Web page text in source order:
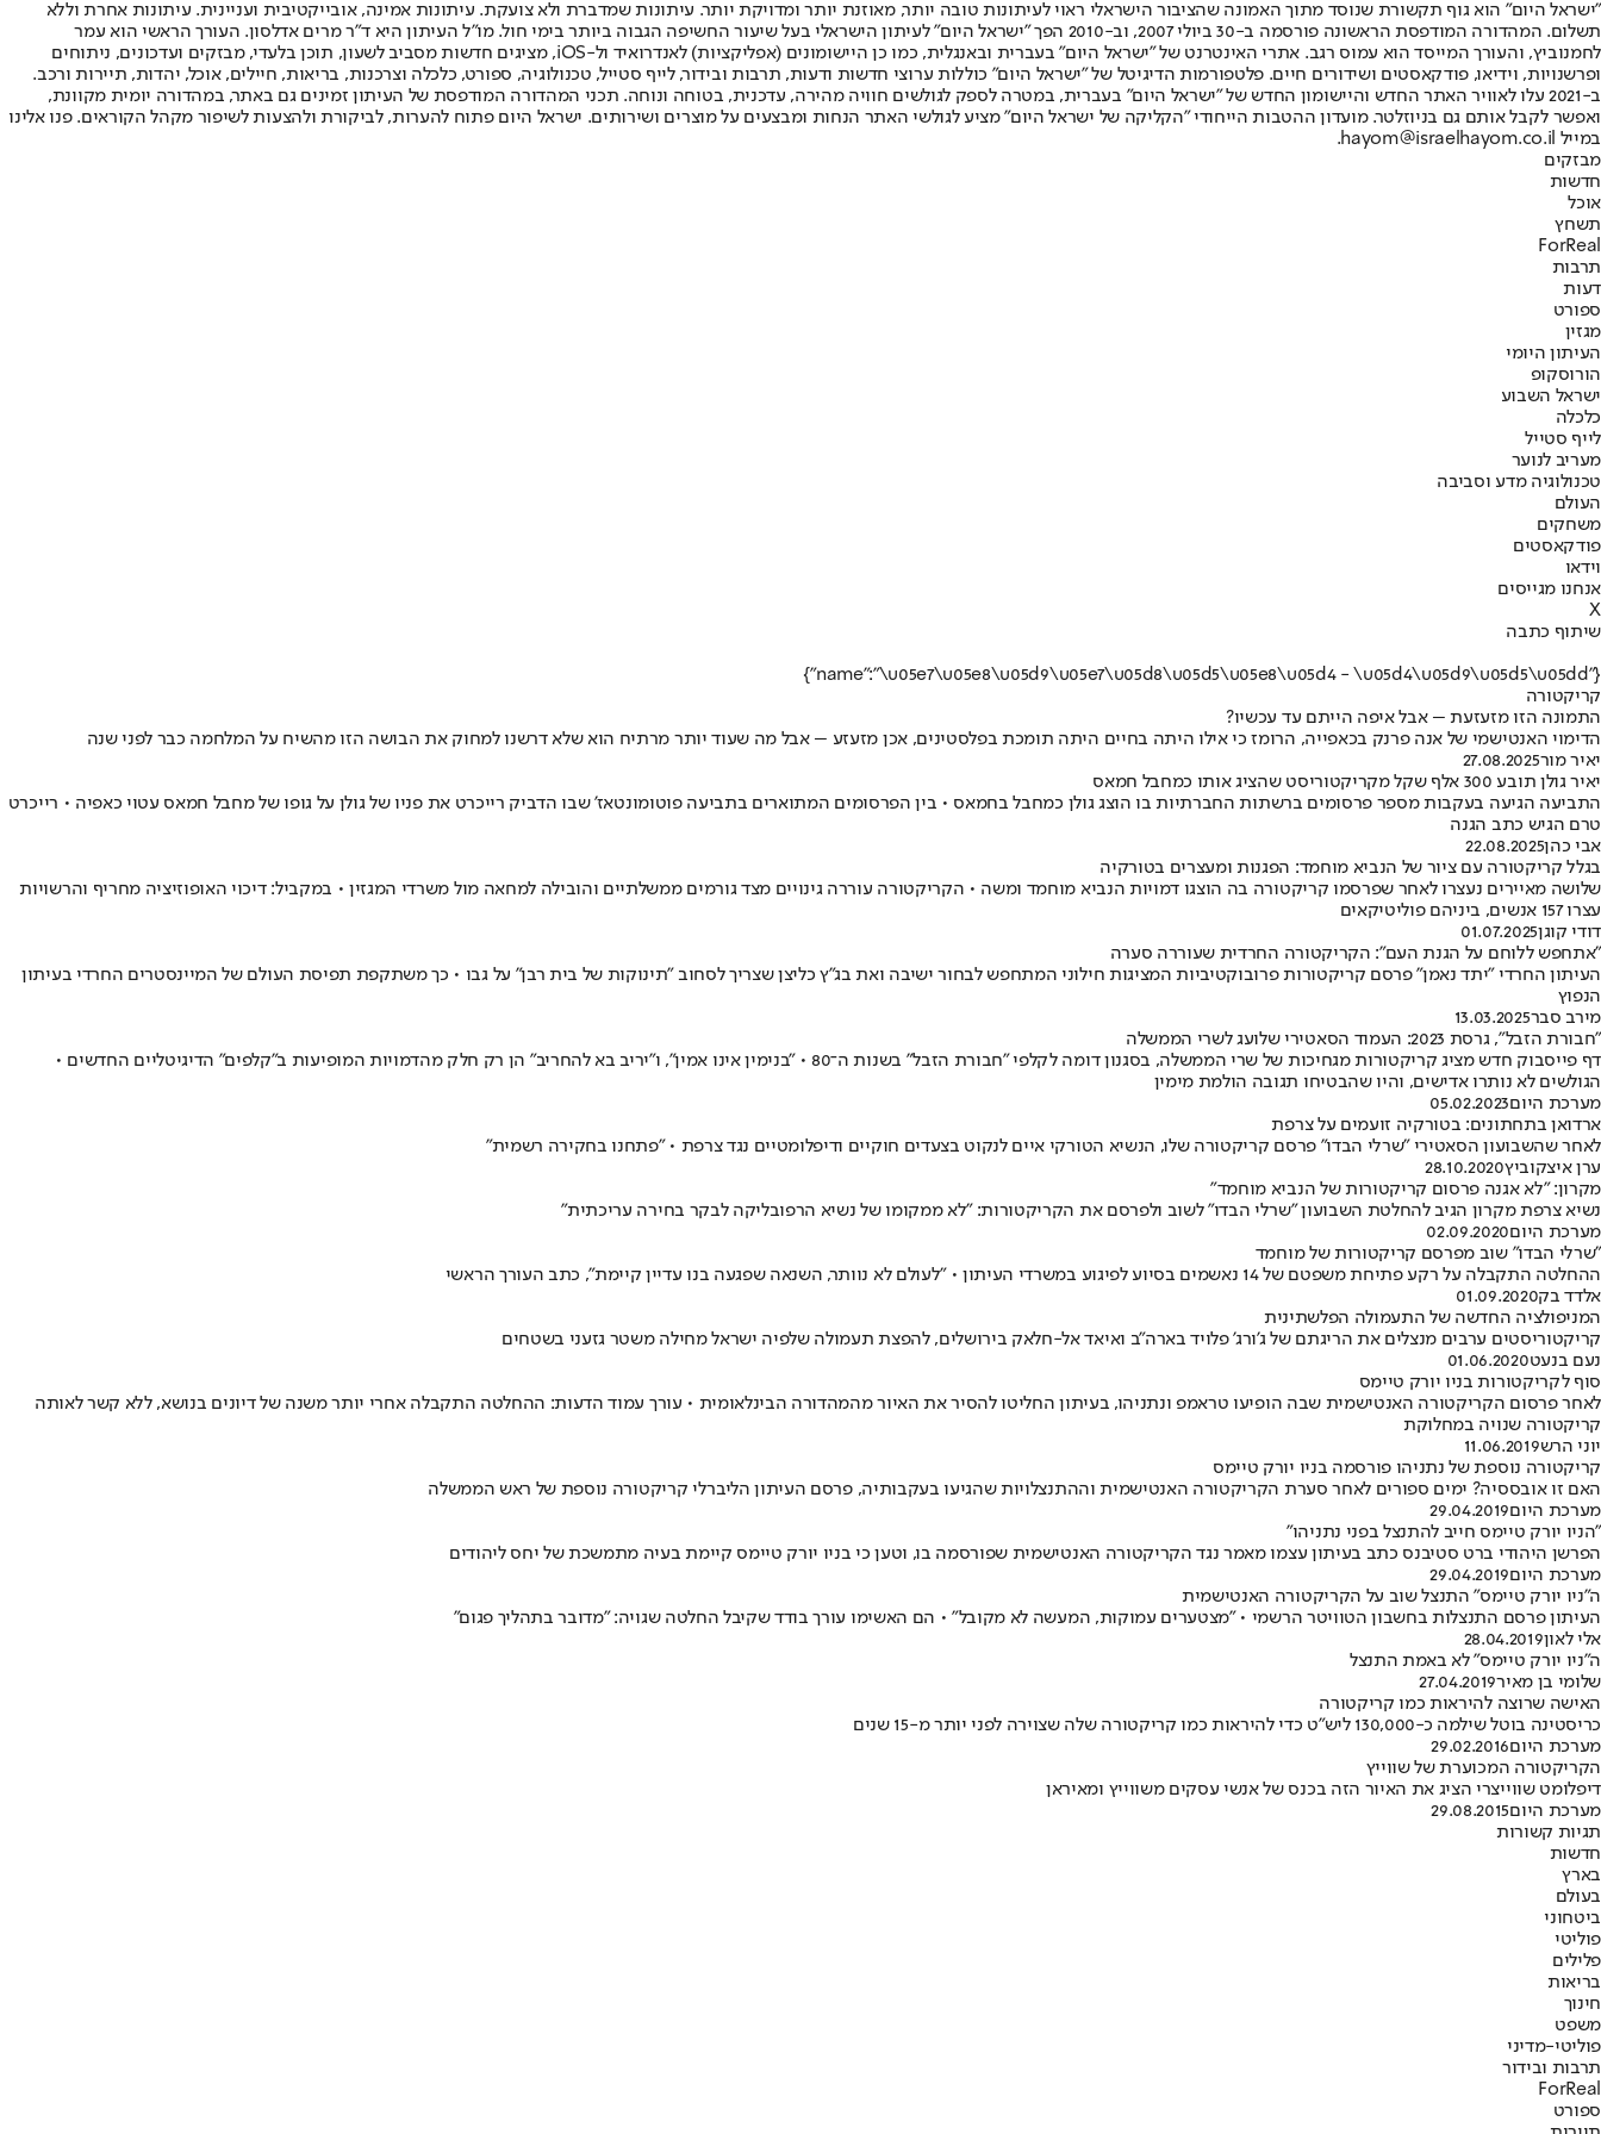
"ישראל היום" הוא גוף תקשורת שנוסד מתוך האמונה שהציבור הישראלי ראוי לעיתונות טובה יותר, מאוזנת יותר ומדויקת יותר. עיתונות שמדברת ולא צועקת. עיתונות אמינה, אובייקטיבית ועניינית. עיתונות אחרת וללא
תשלום. המהדורה המודפסת הראשונה פורסמה ב-30 ביולי 2007, וב-2010 הפך "ישראל היום" לעיתון הישראלי בעל שיעור החשיפה הגבוה ביותר בימי חול. מו"ל העיתון היא ד"ר מרים אדלסון. העורך הראשי הוא עמר
לחמנוביץ, והעורך המייסד הוא עמוס רגב. אתרי האינטרנט של "ישראל היום" בעברית ובאנגלית, כמו כן היישומונים (אפליקציות) לאנדרואיד ול-iOS, מציגים חדשות מסביב לשעון, תוכן בלעדי, מבזקים ועדכונים, ניתוחים
ופרשנויות, וידיאו, פודקאסטים ושידורים חיים. פלטפורמות הדיגיטל של "ישראל היום" כוללות ערוצי חדשות ודעות, תרבות ובידור, לייף סטייל, טכנולוגיה, ספורט, כלכלה וצרכנות, בריאות, חיילים, אוכל, יהדות, תיירות ורכב.
ב-2021 עלו לאוויר האתר החדש והיישומון החדש של "ישראל היום" בעברית, במטרה לספק לגולשים חוויה מהירה, עדכנית, בטוחה ונוחה. תכני המהדורה המודפסת של העיתון זמינים גם באתר, במהדורה יומית מקוונת,
ואפשר לקבל אותם גם בניוזלטר. מועדון ההטבות הייחודי "הקליקה של ישראל היום" מציע לגולשי האתר הנחות ומבצעים על מוצרים ושירותים. ישראל היום פתוח להערות, לביקורת ולהצעות לשיפור מקהל הקוראים. פנו אלינו
במייל hayom@israelhayom.co.il.
מבזקים
חדשות
אוכל
תשחץ
ForReal
תרבות
דעות
ספורט
מגזין
העיתון היומי
הורוסקופ
ישראל השבוע
כלכלה
לייף סטייל
מעריב לנוער
טכנולוגיה מדע וסביבה
העולם
משחקים
פודקאסטים
וידאו
אנחנו מגייסים
X
שיתוף כתבה
{"name":"\u05e7\u05e8\u05d9\u05e7\u05d8\u05d5\u05e8\u05d4 - \u05d4\u05d9\u05d5\u05dd"}
קריקטורה
התמונה הזו מזעזעת – אבל איפה הייתם עד עכשיו?
הדימוי האנטישמי של אנה פרנק בכאפייה, הרומז כי אילו היתה בחיים היתה תומכת בפלסטינים, אכן מזעזע – אבל מה שעוד יותר מרתיח הוא שלא דרשנו למחוק את הבושה הזו מהשיח על המלחמה כבר לפני שנה
יאיר מור27.08.2025
יאיר גולן תובע 300 אלף שקל מקריקטוריסט שהציג אותו כמחבל חמאס
התביעה הגיעה בעקבות מספר פרסומים ברשתות החברתיות בו הוצג גולן כמחבל בחמאס • בין הפרסומים המתוארים בתביעה פוטומונטאז' שבו הדביק רייכרט את פניו של גולן על גופו של מחבל חמאס עטוי כאפיה • רייכרט
טרם הגיש כתב הגנה
אבי כהן22.08.2025
בגלל קריקטורה עם ציור של הנביא מוחמד: הפגנות ומעצרים בטורקיה
שלושה מאיירים נעצרו לאחר שפרסמו קריקטורה בה הוצגו דמויות הנביא מוחמד ומשה • הקריקטורה עוררה גינויים מצד גורמים ממשלתיים והובילה למחאה מול משרדי המגזין • במקביל: דיכוי האופוזיציה מחריף והרשויות
עצרו 157 אנשים, ביניהם פוליטיקאים
דודי קוגן01.07.2025
"אתחפש ללוחם על הגנת העם": הקריקטורה החרדית שעוררה סערה
העיתון החרדי "יתד נאמן" פרסם קריקטורות פרובוקטיביות המציגות חילוני המתחפש לבחור ישיבה ואת בג"ץ כליצן שצריך לסחוב "תינוקות של בית רבן" על גבו • כך משתקפת תפיסת העולם של המיינסטרים החרדי בעיתון
הנפוץ
מירב סבר13.03.2025
"חבורת הזבל", גרסת 2023: העמוד הסאטירי שלועג לשרי הממשלה
דף פייסבוק חדש מציג קריקטורות מגחיכות של שרי הממשלה, בסגנון דומה לקלפי "חבורת הזבל" בשנות ה־80 • "בנימין אינו אמין", ו"יריב בא להחריב" הן רק חלק מהדמויות המופיעות ב"קלפים" הדיגיטליים החדשים •
הגולשים לא נותרו אדישים, והיו שהבטיחו תגובה הולמת מימין
מערכת היום05.02.2023
ארדואן בתחתונים: בטורקיה זועמים על צרפת
לאחר שהשבועון הסאטירי "שרלי הבדו" פרסם קריקטורה שלו, הנשיא הטורקי איים לנקוט בצעדים חוקיים ודיפלומטיים נגד צרפת • "פתחנו בחקירה רשמית"
ערן איצקוביץ28.10.2020
מקרון: "לא אגנה פרסום קריקטורות של הנביא מוחמד"
נשיא צרפת מקרון הגיב להחלטת השבועון "שרלי הבדו" לשוב ולפרסם את הקריקטורות: "לא ממקומו של נשיא הרפובליקה לבקר בחירה עריכתית"
מערכת היום02.09.2020
"שרלי הבדו" שוב מפרסם קריקטורות של מוחמד
ההחלטה התקבלה על רקע פתיחת משפטם של 14 נאשמים בסיוע לפיגוע במשרדי העיתון • "לעולם לא נוותר, השנאה שפגעה בנו עדיין קיימת", כתב העורך הראשי
אלדד בק01.09.2020
המניפולציה החדשה של התעמולה הפלשתינית
קריקטוריסטים ערבים מנצלים את הריגתם של ג'ורג' פלויד בארה"ב ואיאד אל-חלאק בירושלים, להפצת תעמולה שלפיה ישראל מחילה משטר גזעני בשטחים
נעם בנעט01.06.2020
סוף לקריקטורות בניו יורק טיימס
לאחר פרסום הקריקטורה האנטישמית שבה הופיעו טראמפ ונתניהו, בעיתון החליטו להסיר את האיור מהמהדורה הבינלאומית • עורך עמוד הדעות: ההחלטה התקבלה אחרי יותר משנה של דיונים בנושא, ללא קשר לאותה
קריקטורה שנויה במחלוקת
יוני הרש11.06.2019
קריקטורה נוספת של נתניהו פורסמה בניו יורק טיימס
האם זו אובססיה? ימים ספורים לאחר סערת הקריקטורה האנטישמית וההתנצלויות שהגיעו בעקבותיה, פרסם העיתון הליברלי קריקטורה נוספת של ראש הממשלה
מערכת היום29.04.2019
"הניו יורק טיימס חייב להתנצל בפני נתניהו"
הפרשן היהודי ברט סטיבנס כתב בעיתון עצמו מאמר נגד הקריקטורה האנטישמית שפורסמה בו, וטען כי בניו יורק טיימס קיימת בעיה מתמשכת של יחס ליהודים
מערכת היום29.04.2019
ה"ניו יורק טיימס" התנצל שוב על הקריקטורה האנטישמית
העיתון פרסם התנצלות בחשבון הטוויטר הרשמי • "מצטערים עמוקות, המעשה לא מקובל" • הם האשימו עורך בודד שקיבל החלטה שגויה: "מדובר בתהליך פגום"
אלי לאון28.04.2019
ה"ניו יורק טיימס" לא באמת התנצל
שלומי בן מאיר27.04.2019
האישה שרוצה להיראות כמו קריקטורה
כריסטינה בוטל שילמה כ-130,000 ליש"ט כדי להיראות כמו קריקטורה שלה שצוירה לפני יותר מ-15 שנים
מערכת היום29.02.2016
הקריקטורה המכוערת של שווייץ
דיפלומט שווייצרי הציג את האיור הזה בכנס של אנשי עסקים משווייץ ומאיראן
מערכת היום29.08.2015
תגיות קשורות
חדשות
בארץ
בעולם
ביטחוני
פוליטי
פלילים
בריאות
חינוך
משפט
פוליטי-מדיני
תרבות ובידור
ForReal
ספורט